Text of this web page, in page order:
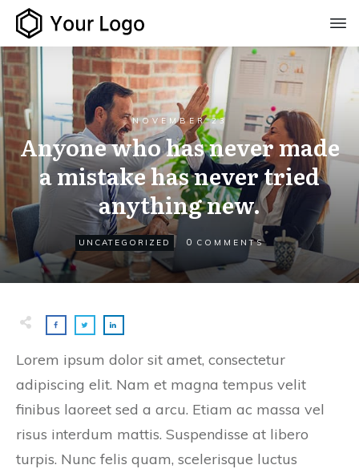
NOVEMBER 23
Anyone who has never made
a mistake has never tried
anything new.
UNCATEGORIZED 0 COMMENTS
Lorem ipsum dolor sit amet, consectetur
adipiscing elit. Nam et magna tempus velit
finibus laoreet sed a arcu. Etiam ac massa vel
risus interdum mattis. Suspendisse at libero
turpis. Nunc felis quam, scelerisque luctus